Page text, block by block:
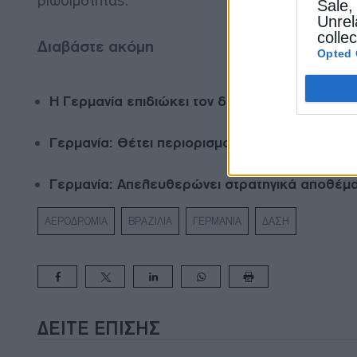
Opted
Διαβάστε ακόμη
Η Γερμανία επιδιώκει τον διπλασιασμό των
Γερμανία: Θέτει περιορισμούς στις αυξήσεις
Γερμανία: Απελευθερώνει στρατηγικά
ΑΕΡΟΔΡΟΜΙΑ ΒΡΑΖΙΛΙΑ ΓΕΡΜΑΝΙΑ ΔΑΣΗ
ΔΕΊΤΕ ΕΠΊΣΗΣ